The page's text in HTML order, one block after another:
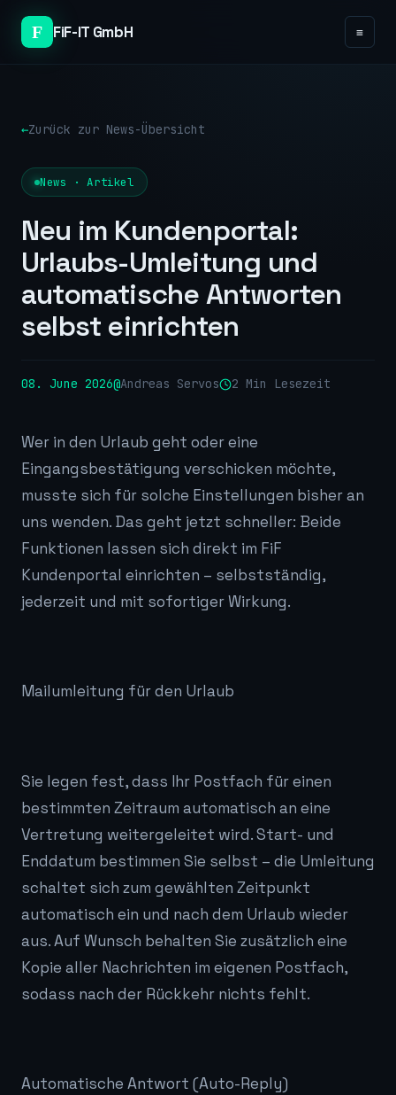
FiF-IT GmbH ≡
Zurück zur News-Übersicht
News · Artikel
Neu im Kundenportal:
Urlaubs-Umleitung und
automatische Antworten
selbst einrichten
08. June 2026 Andreas Servos 2 Min Lesezeit
Wer in den Urlaub geht oder eine
Eingangsbestätigung verschicken möchte,
musste sich für solche Einstellungen bisher an
uns wenden. Das geht jetzt schneller: Beide
Funktionen lassen sich direkt im FiF
Kundenportal einrichten – selbstständig,
jederzeit und mit sofortiger Wirkung.
Mailumleitung für den Urlaub
Sie legen fest, dass Ihr Postfach für einen
bestimmten Zeitraum automatisch an eine
Vertretung weitergeleitet wird. Start- und
Enddatum bestimmen Sie selbst – die Umleitung
schaltet sich zum gewählten Zeitpunkt
automatisch ein und nach dem Urlaub wieder
aus. Auf Wunsch behalten Sie zusätzlich eine
Kopie aller Nachrichten im eigenen Postfach,
sodass nach der Rückkehr nichts fehlt.
Automatische Antwort (Auto-Reply)